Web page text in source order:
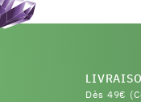
Dès 49€